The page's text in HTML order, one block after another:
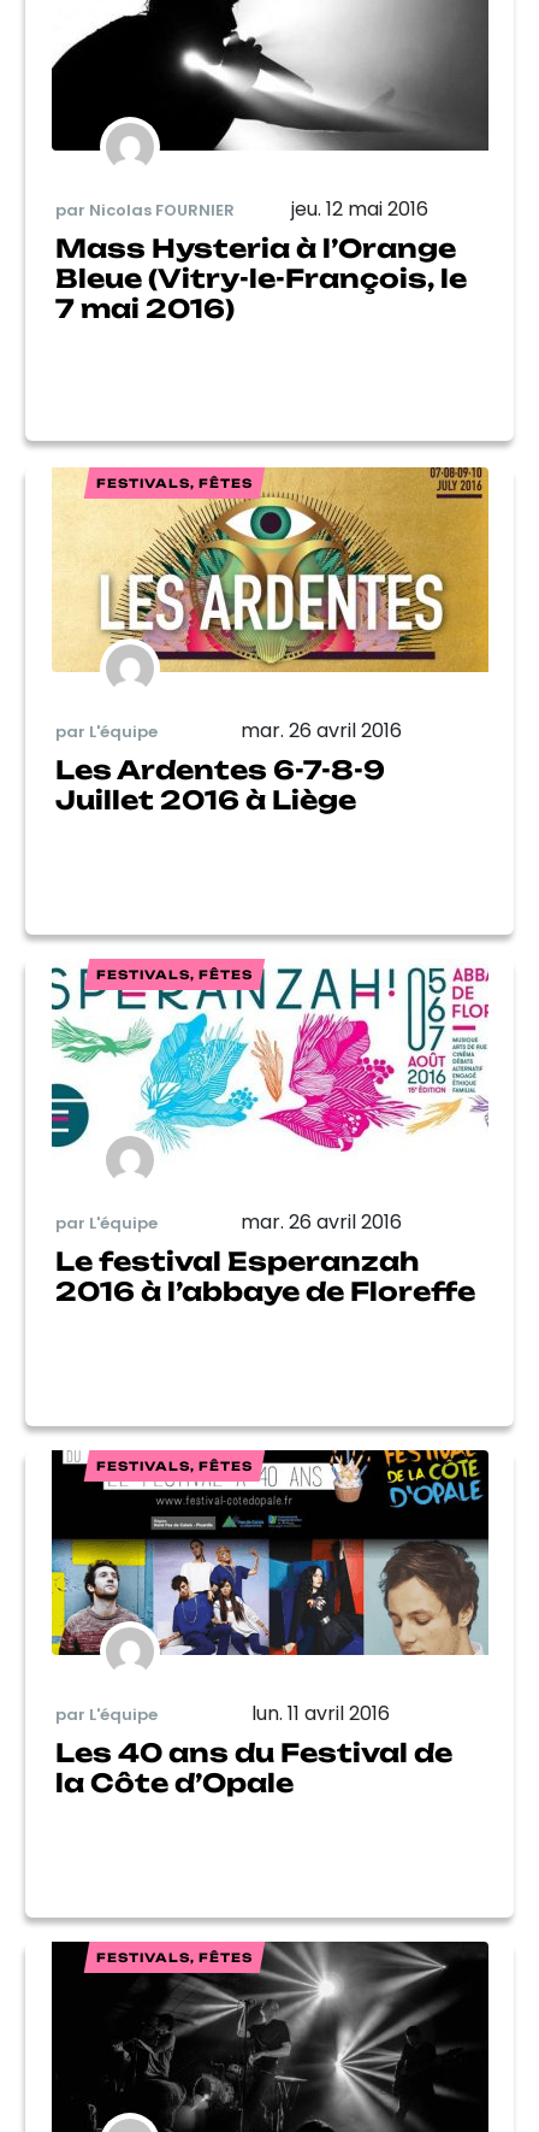
par Nicolas FOURNIER jeu. 12 mai 2016
Mass Hysteria à l’Orange
Bleue (Vitry-le-François, le
7 mai 2016)
FESTIVALS, FÊTES
par L'équipe mar. 26 avril 2016
Les Ardentes 6-7-8-9
Juillet 2016 à Liège
FESTIVALS, FÊTES
par L'équipe mar. 26 avril 2016
Le festival Esperanzah
2016 à l’abbaye de Floreffe
FESTIVALS, FÊTES
par L'équipe lun. 11 avril 2016
Les 40 ans du Festival de
la Côte d’Opale
FESTIVALS, FÊTES